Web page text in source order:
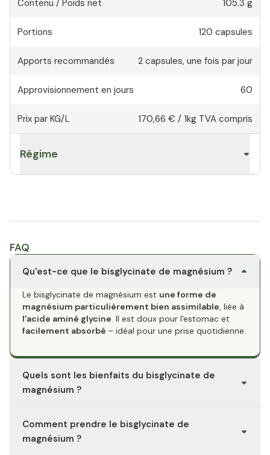
Contenu / Poids net 105.3 g
Portions 120 capsules
Apports recommandés 2 capsules, une fois par jour
Approvisionnement en jours 60
Prix par KG/L 170,66 € / 1kg TVA compris
Régime
FAQ
Qu'est-ce que le bisglycinate de magnésium ?
Le bisglycinate de magnésium est une forme de
magnésium particulièrement bien assimilable, liée à
l'acide aminé glycine. Il est doux pour l'estomac et
facilement absorbé – idéal pour une prise quotidienne.
Quels sont les bienfaits du bisglycinate de
magnésium ?
normale, à un métabolisme énergétique normal et à une
fonction psychologique normale. Il aide également à
Comment prendre le bisglycinate de
magnésium ?